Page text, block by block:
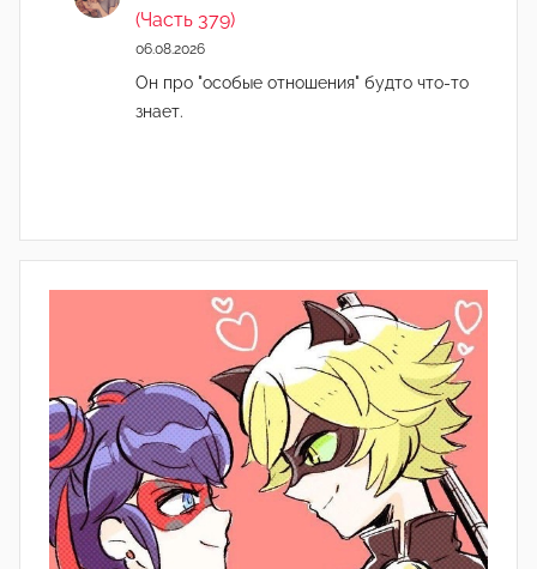
(Часть 379)
06.08.2026
Он про "особые отношения" будто что-то
знает.